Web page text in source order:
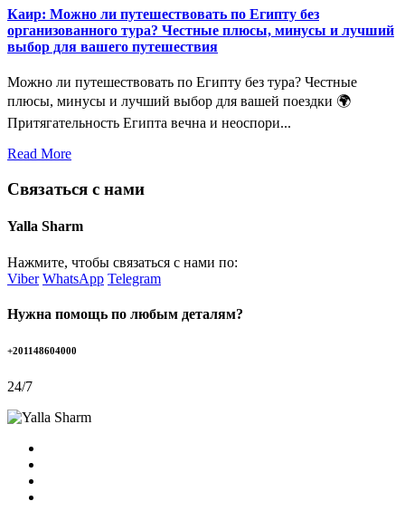
Каир: Можно ли путешествовать по Египту без
организованного тура? Честные плюсы, минусы и лучший
выбор для вашего путешествия
Можно ли путешествовать по Египту без тура? Честные
плюсы, минусы и лучший выбор для вашей поездки 🌍
Притягательность Египта вечна и неоспори...
Read More
Связаться с нами
Yalla Sharm
Нажмите, чтобы связаться с нами по:
Viber WhatsApp Telegram
Нужна помощь по любым деталям?
+201148604000
24/7